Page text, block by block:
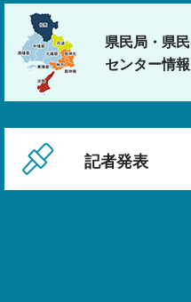
県民局・県民
センター情報
記者発表